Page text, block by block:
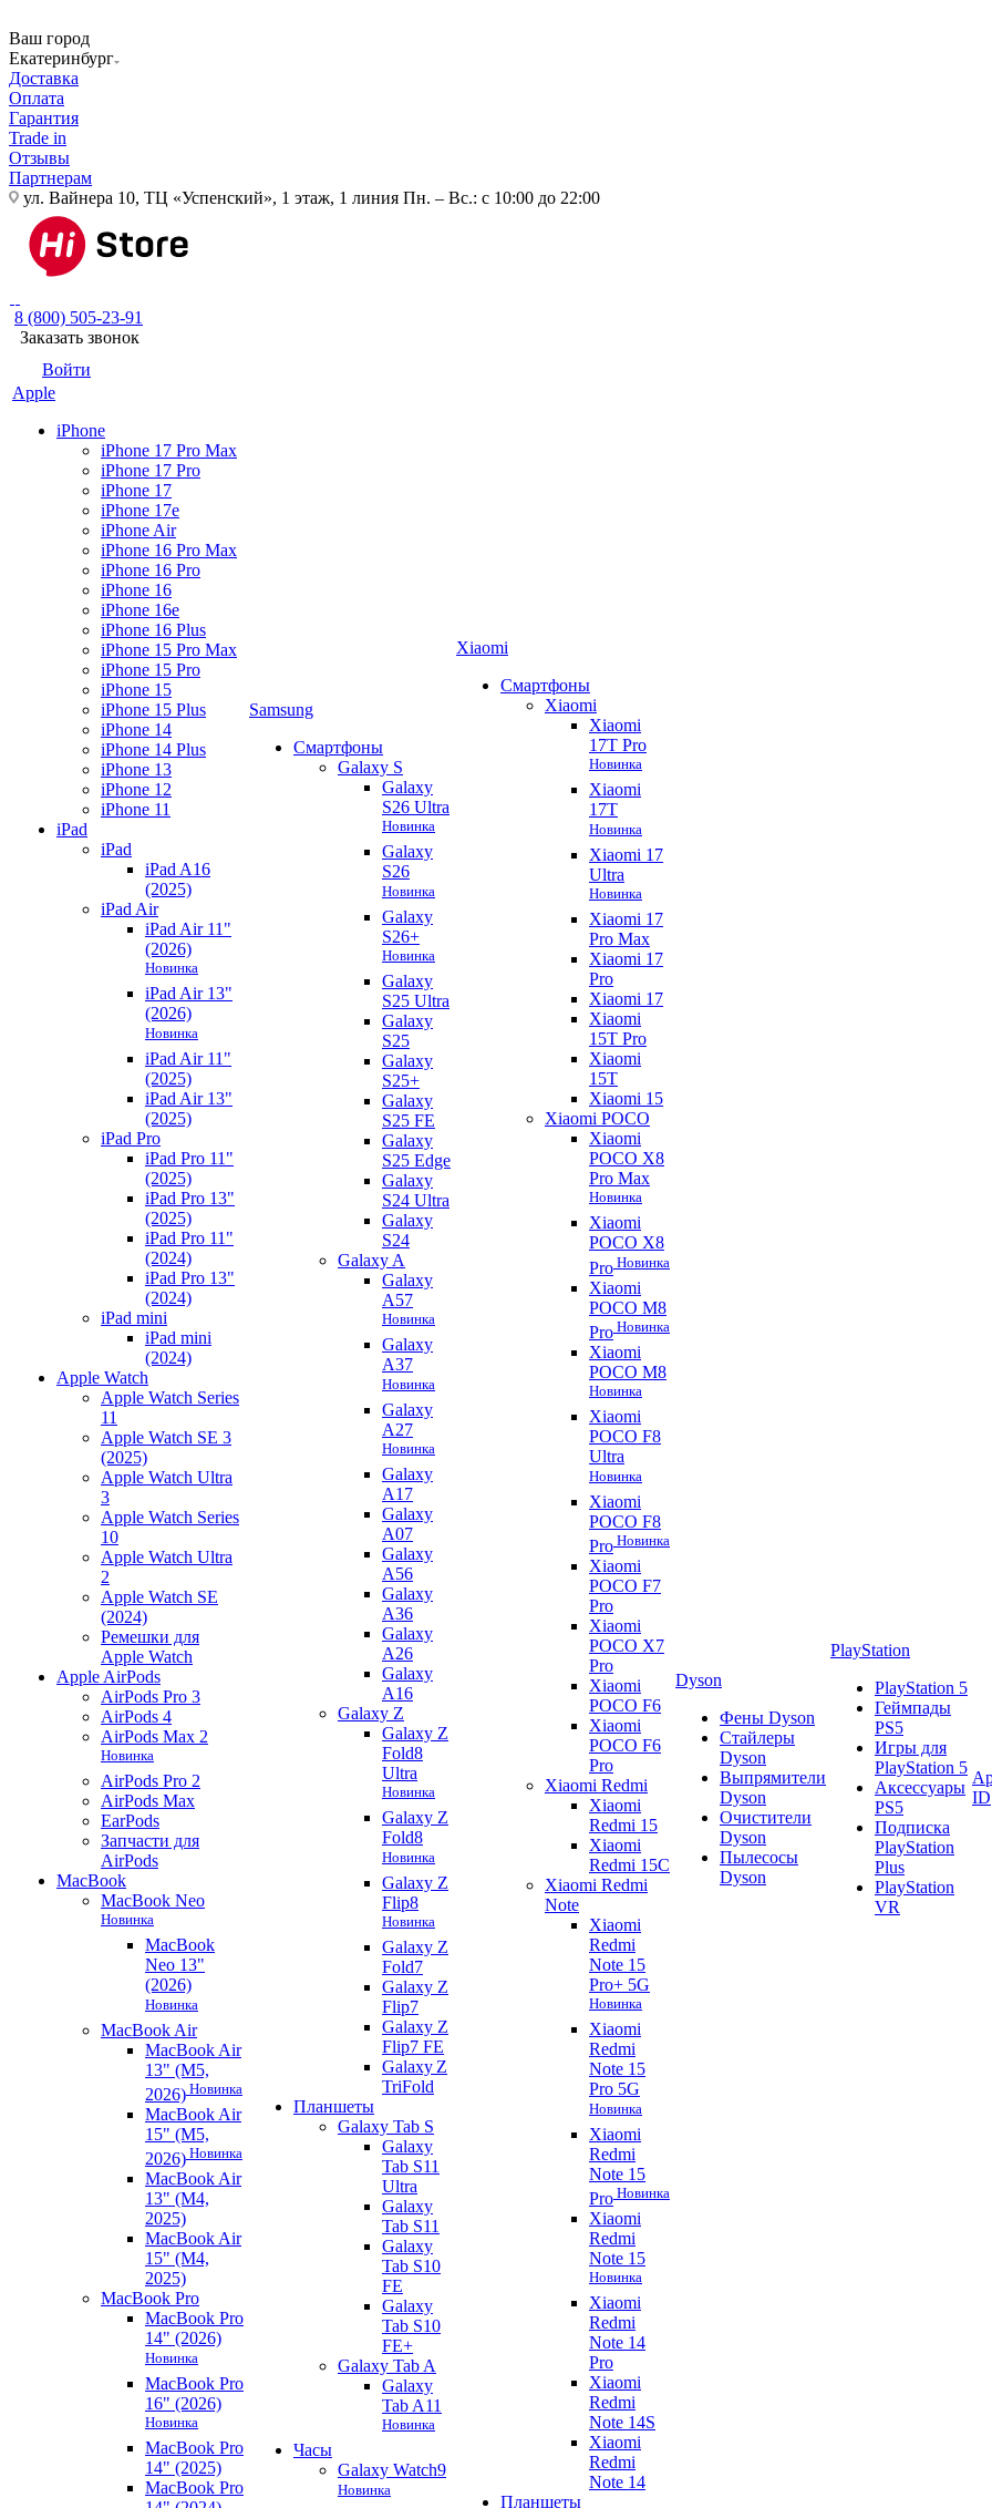
Ваш город
Екатеринбург
Доставка
Оплата
Гарантия
Trade in
Отзывы
Партнерам
ул. Вайнера 10, ТЦ «Успенский», 1 этаж, 1 линия Пн. – Вс.: с 10:00 до 22:00
8 (800) 505-23-91
Заказать звонок
Войти
Apple
iPhone
iPhone 17 Pro Max
iPhone 17 Pro
iPhone 17
iPhone 17e
iPhone Air
iPhone 16 Pro Max
iPhone 16 Pro
iPhone 16
iPhone 16e
iPhone 16 Plus
iPhone 15 Pro Max
iPhone 15 Pro
iPhone 15
iPhone 15 Plus
iPhone 14
iPhone 14 Plus
iPhone 13
iPhone 12
iPhone 11
iPad
iPad
iPad A16
(2025)
iPad Air
iPad Air 11"
(2026)
Новинка
iPad Air 13"
(2026)
Новинка
iPad Air 11"
(2025)
iPad Air 13"
(2025)
iPad Pro
iPad Pro 11"
(2025)
iPad Pro 13"
(2025)
iPad Pro 11"
(2024)
iPad Pro 13"
(2024)
iPad mini
iPad mini
(2024)
Apple Watch
Apple Watch Series
11
Apple Watch SE 3
(2025)
Apple Watch Ultra
3
Apple Watch Series
10
Apple Watch Ultra
2
Apple Watch SE
(2024)
Ремешки для
Apple Watch
Apple AirPods
AirPods Pro 3
AirPods 4
AirPods Max 2
Новинка
AirPods Pro 2
AirPods Max
EarPods
Запчасти для
AirPods
MacBook
MacBook Neo
Новинка
MacBook
Neo 13"
(2026)
Новинка
MacBook Air
MacBook Air
13" (M5,
2026) Новинка
MacBook Air
15" (M5,
2026) Новинка
MacBook Air
13" (M4,
2025)
MacBook Air
15" (M4,
2025)
MacBook Pro
MacBook Pro
14" (2026)
Новинка
MacBook Pro
16" (2026)
Новинка
MacBook Pro
14" (2025)
MacBook Pro
Samsung
Смартфоны
Galaxy S
Galaxy
S26 Ultra
Новинка
Galaxy
S26
Новинка
Galaxy
S26+
Новинка
Galaxy
S25 Ultra
Galaxy
S25
Galaxy
S25+
Galaxy
S25 FE
Galaxy
S25 Edge
Galaxy
S24 Ultra
Galaxy
S24
Galaxy A
Galaxy
A57
Новинка
Galaxy
A37
Новинка
Galaxy
A27
Новинка
Galaxy
A17
Galaxy
A07
Galaxy
A56
Galaxy
A36
Galaxy
A26
Galaxy
A16
Galaxy Z
Galaxy Z
Fold8
Ultra
Новинка
Galaxy Z
Fold8
Новинка
Galaxy Z
Flip8
Новинка
Galaxy Z
Fold7
Galaxy Z
Flip7
Galaxy Z
Flip7 FE
Galaxy Z
TriFold
Планшеты
Galaxy Tab S
Galaxy
Tab S11
Ultra
Galaxy
Tab S11
Galaxy
Tab S10
FE
Galaxy
Tab S10
FE+
Galaxy Tab A
Galaxy
Tab A11
Новинка
Часы
Galaxy Watch9
Новинка
Xiaomi
Смартфоны
Xiaomi
Xiaomi
17T Pro
Новинка
Xiaomi
17T
Новинка
Xiaomi 17
Ultra
Новинка
Xiaomi 17
Pro Max
Xiaomi 17
Pro
Xiaomi 17
Xiaomi
15T Pro
Xiaomi
15T
Xiaomi 15
Xiaomi POCO
Xiaomi
POCO X8
Pro Max
Новинка
Xiaomi
POCO X8
Pro Новинка
Xiaomi
POCO M8
Pro Новинка
Xiaomi
POCO M8
Новинка
Xiaomi
POCO F8
Ultra
Новинка
Xiaomi
POCO F8
Pro Новинка
Xiaomi
POCO F7
Pro
Xiaomi
POCO X7
Pro
Xiaomi
POCO F6
Xiaomi
POCO F6
Pro
Xiaomi Redmi
Xiaomi
Redmi 15
Xiaomi
Redmi 15C
Xiaomi Redmi
Note
Xiaomi
Redmi
Note 15
Pro+ 5G
Новинка
Xiaomi
Redmi
Note 15
Pro 5G
Новинка
Xiaomi
Redmi
Note 15
Pro Новинка
Xiaomi
Redmi
Note 15
Новинка
Xiaomi
Redmi
Note 14
Pro
Xiaomi
Redmi
Note 14S
Xiaomi
Redmi
Note 14
Планшеты
Dyson
Фены Dyson
Стайлеры
Dyson
Выпрямители
Dyson
Очистители
Dyson
Пылесосы
Dyson
PlayStation
PlayStation 5
Геймпады
PS5
Игры для
PlayStation 5
Аксессуары
PS5
Подписка
PlayStation
Plus
PlayStation
VR
ID